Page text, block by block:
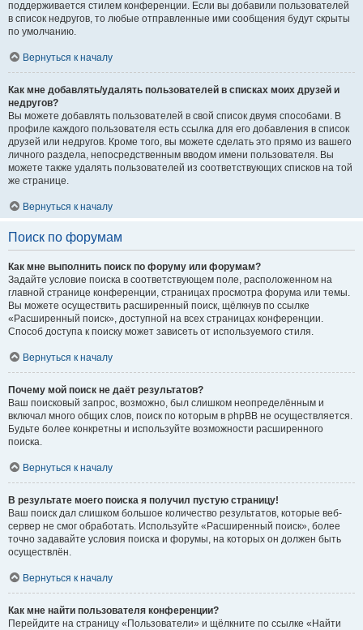
поддерживается стилем конференции. Если вы добавили пользователей
в список недругов, то любые отправленные ими сообщения будут скрыты
по умолчанию.
Вернуться к началу
Как мне добавлять/удалять пользователей в списках моих друзей и
недругов?
Вы можете добавлять пользователей в свой список двумя способами. В
профиле каждого пользователя есть ссылка для его добавления в список
друзей или недругов. Кроме того, вы можете сделать это прямо из вашего
личного раздела, непосредственным вводом имени пользователя. Вы
можете также удалять пользователей из соответствующих списков на той
же странице.
Вернуться к началу
Поиск по форумам
Как мне выполнить поиск по форуму или форумам?
Задайте условие поиска в соответствующем поле, расположенном на
главной странице конференции, страницах просмотра форума или темы.
Вы можете осуществить расширенный поиск, щёлкнув по ссылке
«Расширенный поиск», доступной на всех страницах конференции.
Способ доступа к поиску может зависеть от используемого стиля.
Вернуться к началу
Почему мой поиск не даёт результатов?
Ваш поисковый запрос, возможно, был слишком неопределённым и
включал много общих слов, поиск по которым в phpBB не осуществляется.
Будьте более конкретны и используйте возможности расширенного
поиска.
Вернуться к началу
В результате моего поиска я получил пустую страницу!
Ваш поиск дал слишком большое количество результатов, которые веб-
сервер не смог обработать. Используйте «Расширенный поиск», более
точно задавайте условия поиска и форумы, на которых он должен быть
осуществлён.
Вернуться к началу
Как мне найти пользователя конференции?
Перейдите на страницу «Пользователи» и щёлкните по ссылке «Найти